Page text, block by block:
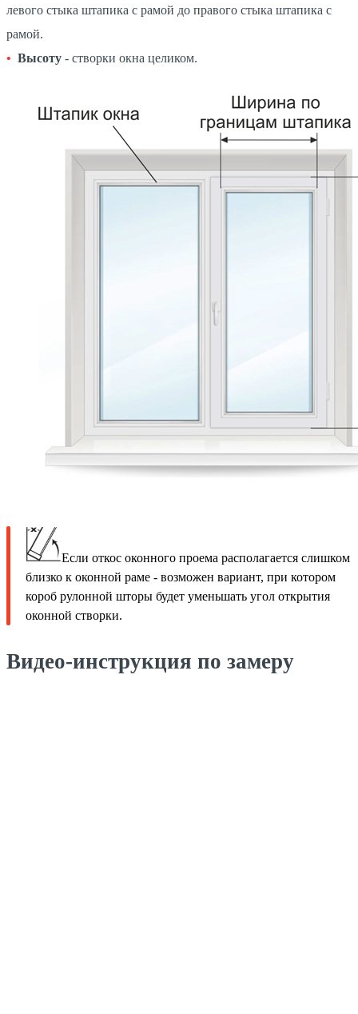
левого стыка штапика с рамой до правого стыка штапика с
рамой.
Высоту - створки окна целиком.
Если откос оконного проема располагается слишком
близко к оконной раме - возможен вариант, при котором
короб рулонной шторы будет уменьшать угол открытия
оконной створки.
Видео-инструкция по замеру